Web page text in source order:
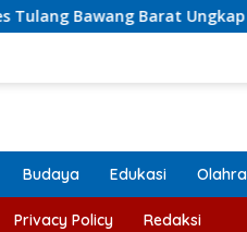
Barat Ungkap Kasus
Budaya Edukasi
Privacy Policy Redaksi